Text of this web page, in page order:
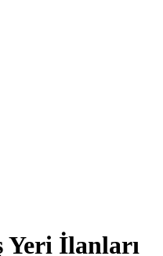
Yeri İlanları